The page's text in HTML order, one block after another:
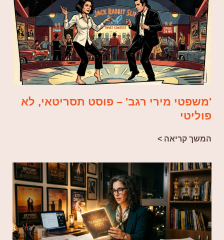
'משפטי מירי רגב' – פוסט תסריטאי, לא
פוליטי
המשך קריאה >